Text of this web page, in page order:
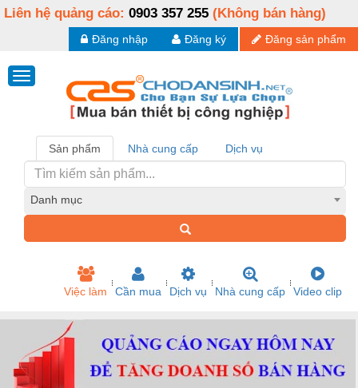
Liên hệ quảng cáo: 0903 357 255 (Không bán hàng)
Đăng sản phẩm
Đăng ký
Đăng nhập
Sản phẩm Nhà cung cấp Dịch vụ
Danh mục
Việc làm Cần mua Dịch vụ Nhà cung cấp Video clip